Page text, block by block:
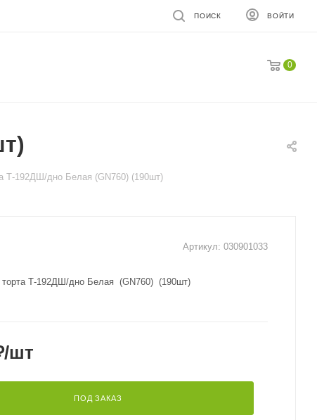
ВОЙТИ
ПОИСК
0
Т-192ДШ/дно Белая (GN760) (190шт)
Артикул: 030901033
торта Т-192ДШ/дно Белая (GN760) (190шт)
/шт
ПОД ЗАКАЗ